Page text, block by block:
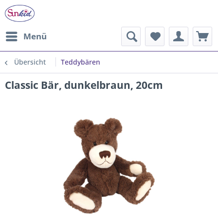
Menü
Übersicht Teddybären
Classic Bär, dunkelbraun, 20cm